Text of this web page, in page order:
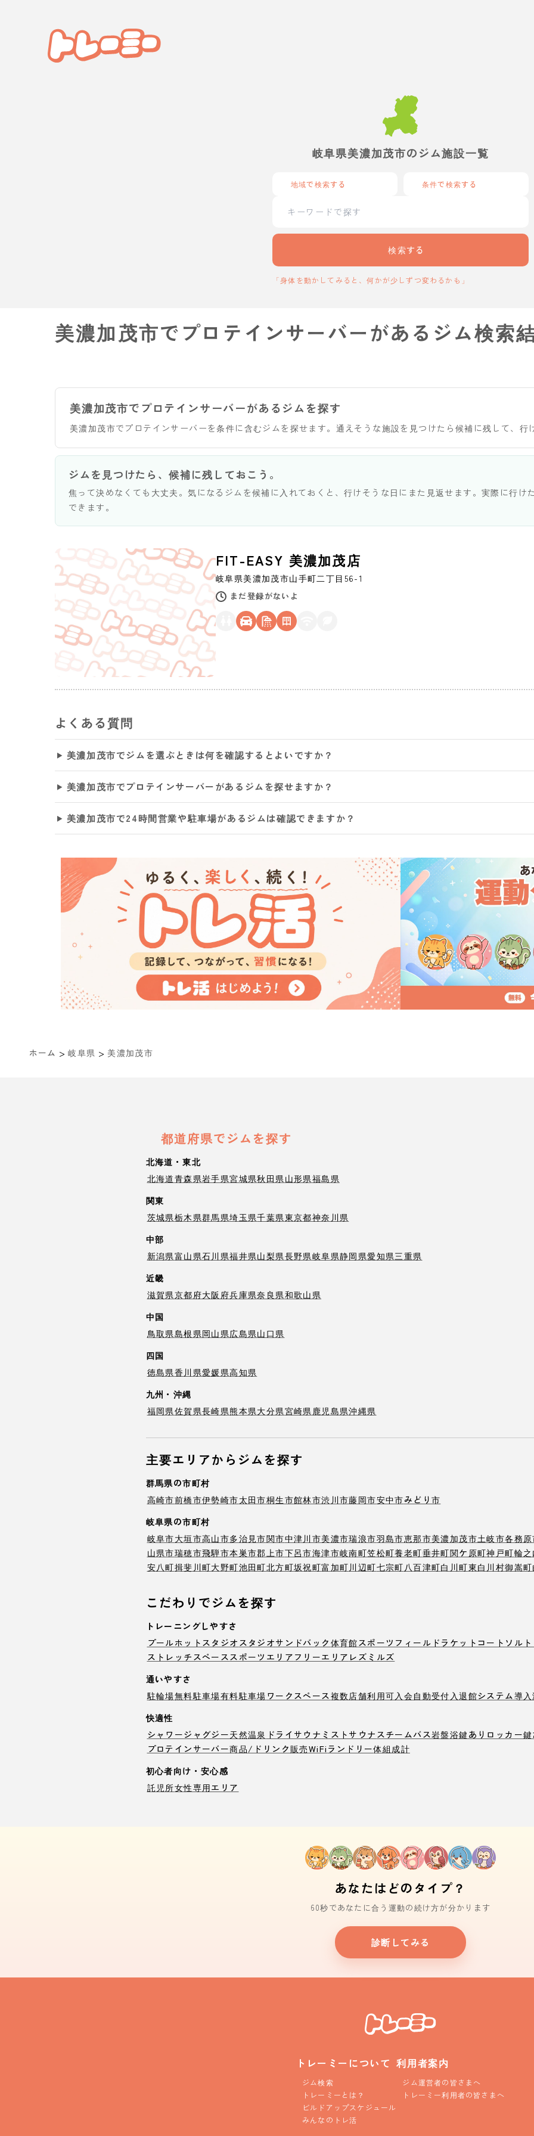
岐阜県美濃加茂市のジム施設一覧
地域で検索する 条件で検索する
検索する
「身体を動かしてみると、何かが少しずつ変わるかも」
美濃加茂市でプロテインサーバーがあるジム検索
美濃加茂市でプロテインサーバーがあるジムを探す
美濃加茂市でプロテインサーバーを条件に含むジムを探せます。通えそうな施設を見つけたら候補に残して、
ジムを見つけたら、候補に残しておこう。
焦って決めなくても大丈夫。気になるジムを候補に入れておくと、行けそうな日にまた見返せます。実際に行け
できます。
FIT-EASY 美濃加茂店
岐阜県美濃加茂市山手町二丁目56-1
まだ登録がないよ
よくある質問
美濃加茂市でジムを選ぶときは何を確認するとよいですか？
美濃加茂市でプロテインサーバーがあるジムを探せますか？
美濃加茂市で24時間営業や駐車場があるジムは確認できますか？
ホーム > 岐阜県 > 美濃加茂市
都道府県でジムを探す
北海道・東北
北海道青森県岩手県宮城県秋田県山形県福島県
関東
茨城県栃木県群馬県埼玉県千葉県東京都神奈川県
中部
新潟県富山県石川県福井県山梨県長野県岐阜県静岡県愛知県三重県
近畿
滋賀県京都府大阪府兵庫県奈良県和歌山県
中国
鳥取県島根県岡山県広島県山口県
四国
徳島県香川県愛媛県高知県
九州・沖縄
福岡県佐賀県長崎県熊本県大分県宮崎県鹿児島県沖縄県
主要エリアからジムを探す
群馬県の市町村
高崎市前橋市伊勢崎市太田市桐生市館林市渋川市藤岡市安中市みどり市
岐阜県の市町村
岐阜市大垣市高山市多治見市関市中津川市美濃市瑞浪市羽島市恵那市美濃加茂市土岐市各務
山県市瑞穂市飛騨市本巣市郡上市下呂市海津市岐南町笠松町養老町垂井町関ケ原町神戸町輪
安八町揖斐川町大野町池田町北方町坂祝町富加町川辺町七宗町 八百津町白川町東白川村御嵩町
こだわりでジムを探す
トレーニングしやすさ
プールホットスタジオ スタジオサンドバック 体育館スポーツフィールド ラケットコート ソル
ストレッチスペーススポーツエリア フリーエリア レズミルズ
通いやすさ
駐輪場無料駐車場有料駐車場 ワークスペース複数店舗利用可入会自動受付 入退館システム導
快適性
シャワージャグジー天然温泉 ドライサウナ ミストサウナ スチームバス岩盤浴鍵ありロッカー
プロテインサーバー商品/ドリンク販売WiFi ランドリー体組成計
初心者向け・安心感
託児所女性専用エリア
あなたはどのタイプ？
60秒であなたに合う運動の続け方が分かります
診断してみる
トレーミーについて
ジム検索
トレーミーとは？
ビルドアップスケジュール
みんなのトレ活
利用者案内
ジム運営者の皆さまへ
トレーミー利用者の皆さまへ